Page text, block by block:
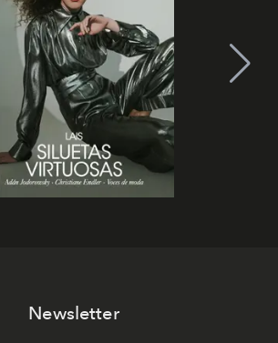
Newsletter